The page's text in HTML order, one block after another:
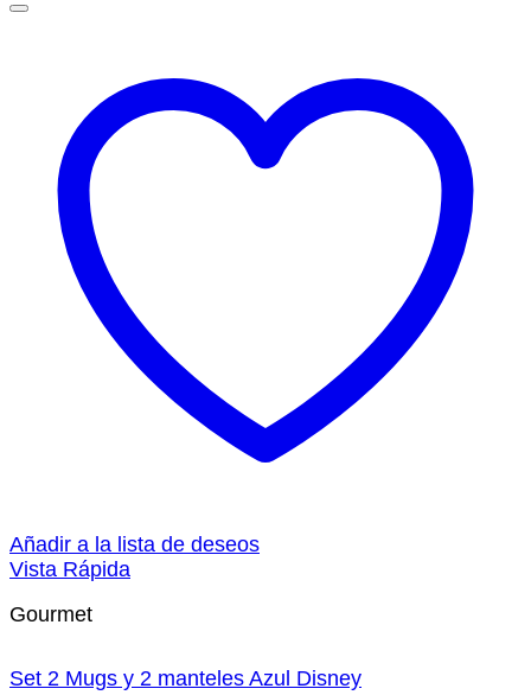
Añadir a la lista de deseos
Vista Rápida
Gourmet
Set 2 Mugs y 2 manteles Azul Disney